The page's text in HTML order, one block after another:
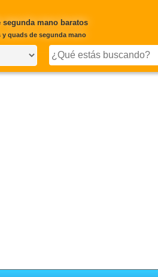
mano baratos
quads de segunda mano